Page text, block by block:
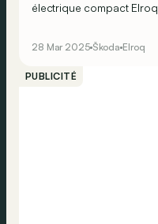
électrique compact
28 Mar 2025 Škoda Elroq
PUBLICITÉ